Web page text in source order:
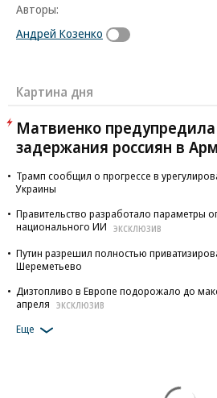
Авторы:
Андрей Козенко
Картина дня
Матвиенко предупредила
задержания россиян в
Трамп сообщил о прогрессе в
Украины
Правительство разработало параметры
национального ИИ
ЭКСКЛЮЗИВ
Путин разрешил полностью
Шереметьево
Дизтопливо в Европе подорожало до
апреля
ЭКСКЛЮЗИВ
Еще